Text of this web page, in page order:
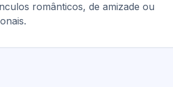
românticos, de amizade ou